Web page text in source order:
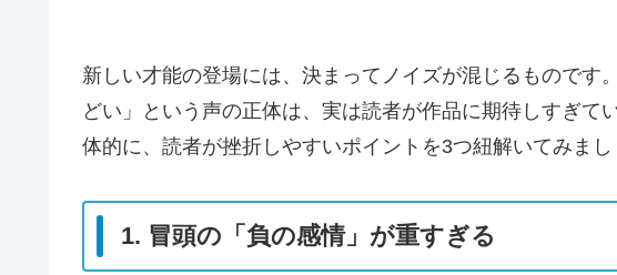
新しい才能の登場には、決まってノイズが混じるものです
どい」という声の正体は、実は読者が作品に期待しすぎて
体的に、読者が挫折しやすいポイントを3つ紐解いてみまし
1. 冒頭の「負の感情」が重すぎる